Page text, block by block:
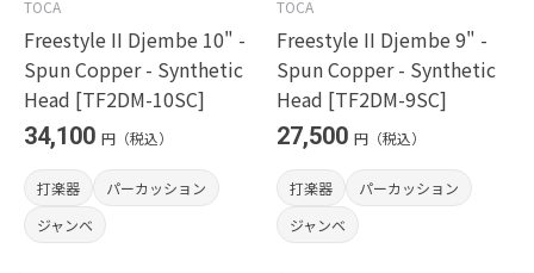
TOCA
Freestyle II Djembe 10" -
Spun Copper - Synthetic
Head [TF2DM-10SC]
34,100 円（税込）
打楽器
パーカッション
ジャンベ
TOCA
Freestyle II Djembe 9" -
Spun Copper - Synthetic
Head [TF2DM-9SC]
27,500 円（税込）
打楽器
パーカッション
ジャンベ